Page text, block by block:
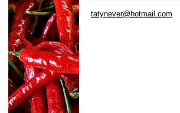
tatynever@hotmail.com